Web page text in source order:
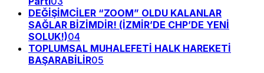
DEĞİŞİMCİLER “ZOOM” OLDU KALANLAR
SAĞLAR BİZİMDİR! (İZMİR’DE CHP’DE YENİ
SOLUK!)04
TOPLUMSAL MUHALEFETİ HALK HAREKETİ
BAŞARABİLİR05